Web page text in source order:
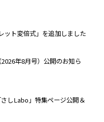
ット変倍式」を追加しました
年8月号）公開のお知ら
しLabo」特集ページ公開＆